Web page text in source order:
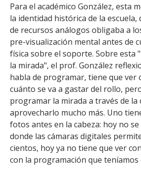
Para el académico González, esta
la identidad histórica de la escuela,
de recursos análogos obligaba a
pre-visualización mental antes de
física sobre el soporte. Sobre esta
la mirada", el prof. González
habla de programar, tiene que ver
cuánto se va a gastar del rollo,
programar la mirada a través de la
aprovecharlo mucho más. Uno
fotos antes en la cabeza: hoy no
donde las cámaras digitales
cientos, hoy ya no tiene que ver
con la programación que teníamos